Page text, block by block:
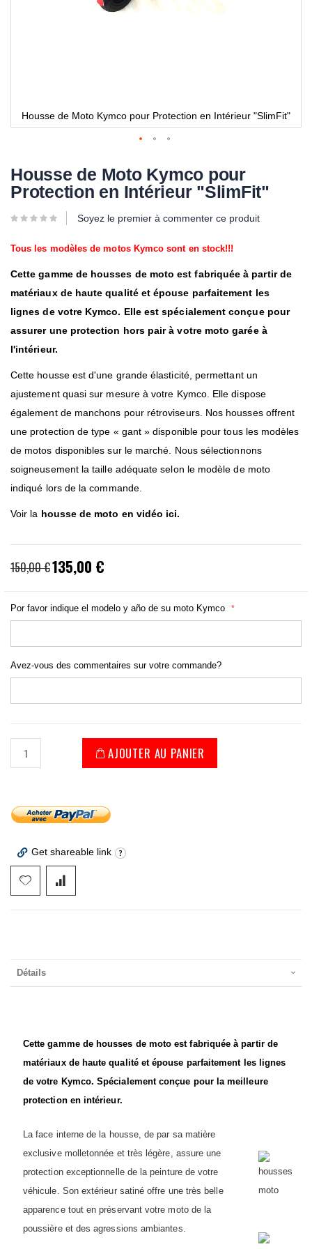
Housse de Moto Kymco pour Protection en Intérieur "SlimFit"
Housse de Moto Kymco pour
Protection en Intérieur "SlimFit"
Soyez le premier à commenter ce produit
Tous les modèles de motos Kymco sont en stock!!!
Cette gamme de housses de moto est fabriquée à partir de
matériaux de haute qualité et épouse parfaitement les
lignes de votre Kymco. Elle est spécialement conçue pour
assurer une protection hors pair à votre moto garée à
l'intérieur.
Cette housse est d'une grande élasticité, permettant un
ajustement quasi sur mesure à votre Kymco. Elle dispose
également de manchons pour rétroviseurs. Nos housses offrent
une protection de type « gant » disponible pour tous les modèles
de motos disponibles sur le marché. Nous sélectionnons
soigneusement la taille adéquate selon le modèle de moto
indiqué lors de la commande.
Voir la housse de moto en vidéo ici.
150,00 € Prix
spécial
135,00 €
Por favor indique el modelo y año de su moto Kymco
Avez-vous des commentaires sur votre commande?
AJOUTER AU PANIER
Get shareable link
Détails
Cette gamme de housses de moto est fabriquée à partir de
matériaux de haute qualité et épouse parfaitement les lignes
de votre Kymco. Spécialement conçue pour la meilleure
protection en intérieur.
La face interne de la housse,de par sa matière
exclusive molletonnée et très légère, assure une
protection exceptionnelle de la peinture de votre
véhicule. Son extérieur satiné offre une très belle
apparence tout en préservant votre moto de la
poussière et des agressions ambiantes.